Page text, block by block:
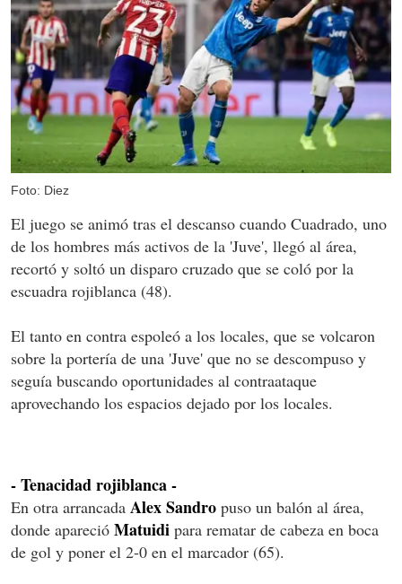
Foto: Diez
El juego se animó tras el descanso cuando Cuadrado, uno
de los hombres más activos de la 'Juve', llegó al área,
recortó y soltó un disparo cruzado que se coló por la
escuadra rojiblanca (48).
El tanto en contra espoleó a los locales, que se volcaron
sobre la portería de una 'Juve' que no se descompuso y
seguía buscando oportunidades al contraataque
aprovechando los espacios dejado por los locales.
- Tenacidad rojiblanca -
En otra arrancada Alex Sandro puso un balón al área,
donde apareció Matuidi para rematar de cabeza en boca
de gol y poner el 2-0 en el marcador (65).